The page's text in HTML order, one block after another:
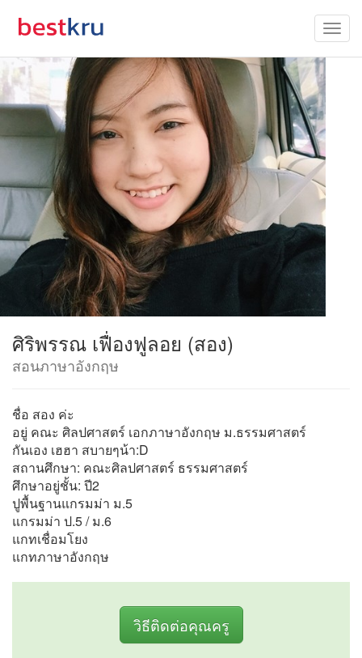
ศิริพรรณ เฟื่องฟูลอย (สอง)
สอนภาษาอังกฤษ
ชื่อ สอง ค่ะ
อยู่ คณะ ศิลปศาสตร์ เอกภาษาอังกฤษ ม.ธรรมศาสตร์
กันเอง เฮฮา สบายๆน้า:D
สถานศึกษา: คณะศิลปศาสตร์ ธรรมศาสตร์
ศึกษาอยู่ชั้น: ปี2
ปูพื้นฐานแกรมม่า ม.5
แกรมม่า ป.5 / ม.6
แกทเชื่อมโยง
แกทภาษาอังกฤษ
วิธีติดต่อคุณครู